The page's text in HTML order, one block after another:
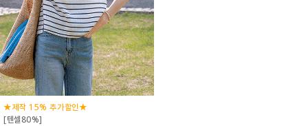
★제작 15% 추가할인★
[텐셀80%]